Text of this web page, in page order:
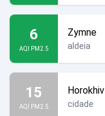
6
AQI PM2.5
Zymne
aldeia
15
AQI PM2.5
Horokhiv
cidade